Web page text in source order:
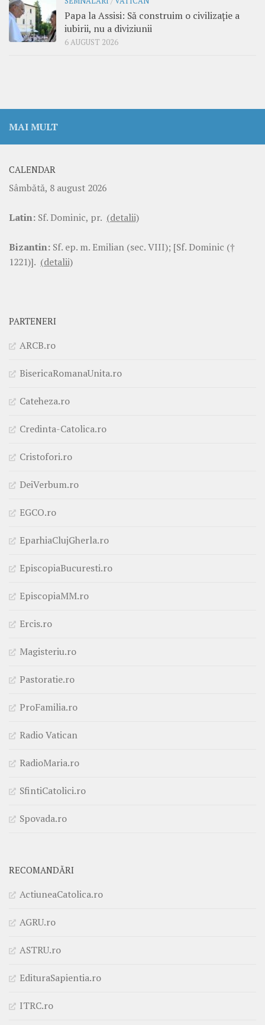
Papa la Assisi: Să construim o civilizație a
iubirii, nu a diviziunii
6 AUGUST 2026
MAI MULT
CALENDAR
Sâmbătă, 8 august 2026
Latin: Sf. Dominic, pr. (detalii)
Bizantin: Sf. ep. m. Emilian (sec. VIII); [Sf. Dominic (†
1221)]. (detalii)
PARTENERI
ARCB.ro
BisericaRomanaUnita.ro
Cateheza.ro
Credinta-Catolica.ro
Cristofori.ro
DeiVerbum.ro
EGCO.ro
EparhiaClujGherla.ro
EpiscopiaBucuresti.ro
EpiscopiaMM.ro
Ercis.ro
Magisteriu.ro
Pastoratie.ro
ProFamilia.ro
Radio Vatican
RadioMaria.ro
SfintiCatolici.ro
Spovada.ro
RECOMANDĂRI
ActiuneaCatolica.ro
AGRU.ro
ASTRU.ro
EdituraSapientia.ro
ITRC.ro